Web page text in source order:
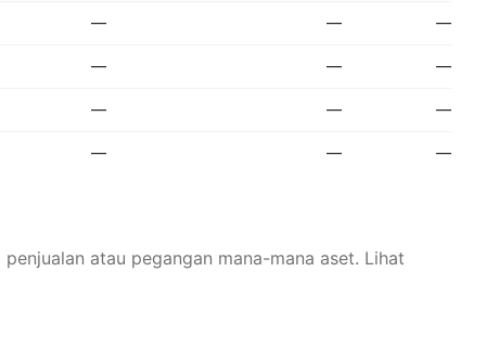
— — —
— — —
— — —
— — —
atau pegangan mana-mana aset. Lihat